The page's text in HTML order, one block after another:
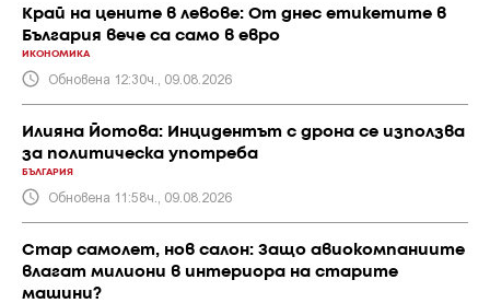
Край на цените в левове: От днес етикетите в
България вече са само в евро
ИКОНОМИКА
Обновена 12:30ч., 09.08.2026
Илияна Йотова: Инцидентът с дрона се използва
за политическа употреба
БЪЛГАРИЯ
Обновена 11:58ч., 09.08.2026
Стар самолет, нов салон: Защо авиокомпаниите
влагат милиони в интериора на старите
машини?